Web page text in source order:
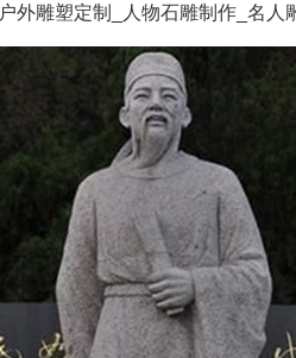
户外雕塑定制_人物石雕制作_名人